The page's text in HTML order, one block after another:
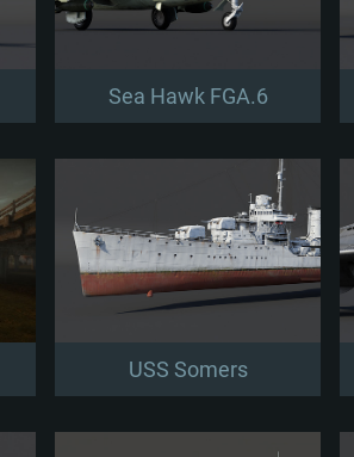
Sea Hawk FGA.6
USS Somers